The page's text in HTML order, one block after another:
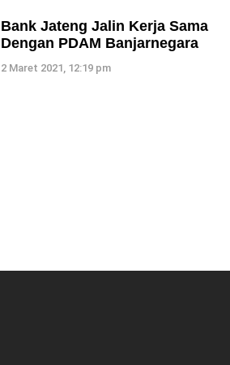
Bank Jateng Jalin Kerja Sama
Dengan PDAM Banjarnegara
2 Maret 2021, 12:19 pm